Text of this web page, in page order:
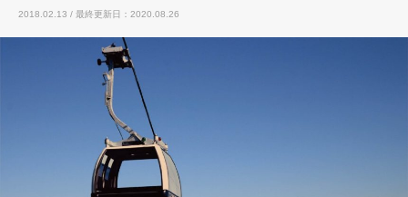
2018.02.13 / 最終更新日：2020.08.26